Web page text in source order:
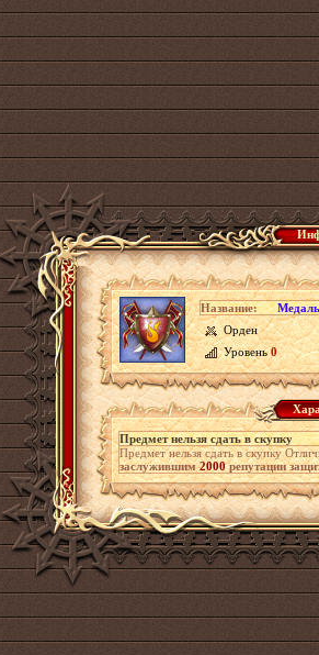
Название:
Орден
Уровень0
Предмет нельзя сдать в скупку
Предмет нельзя сдать в скупку
заслужившим2000репутации